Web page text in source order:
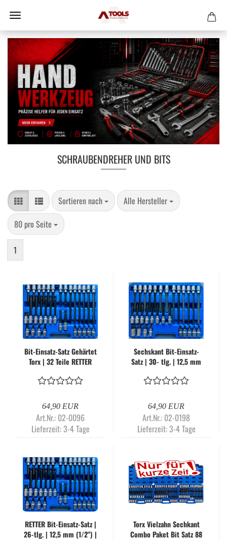
SCHRAUBENDREHER UND BITS
Sortieren nach
Sortieren nach Alle Hersteller
pro Seite
80 pro Seite
pro Seite
1
Bit-Einsatz-Satz Gehärtet
Torx | 32 Teile RETTER
64,90 EUR
Art.Nr.: 02-0096
Lieferzeit:3-4 Tage
Sechskant Bit-Einsatz-
Satz | 30- tlg. | 12,5 mm
RTD1154
64,90 EUR
Art.Nr.: 02-0198
Lieferzeit:3-4 Tage
RETTER Bit-Einsatz-Satz |
26-tlg. | 12,5 mm (1/2") |
Torx Vielzahn Sechkant
Combo Paket Bit Satz 88